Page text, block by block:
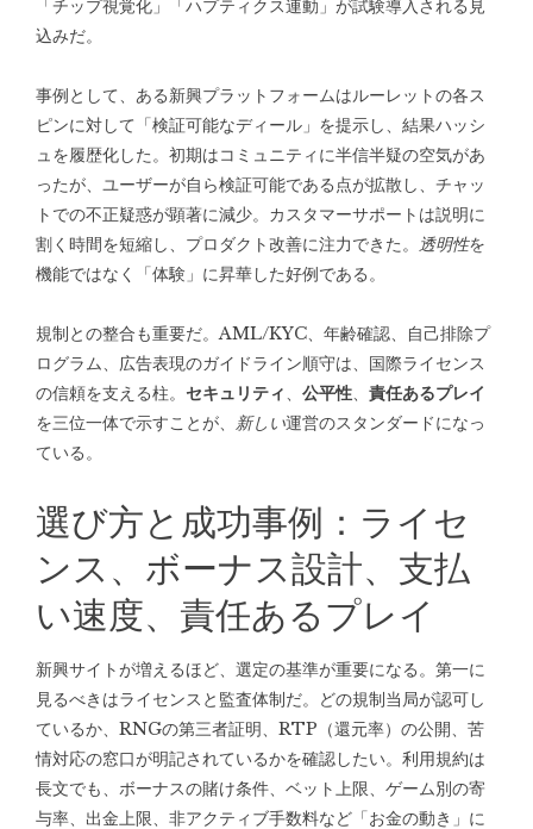
「チップ視覚化」「ハプティクス連動」が試験導入される見
込みだ。
事例として、ある新興プラットフォームはルーレットの各ス
ピンに対して「検証可能なディール」を提示し、結果ハッシ
ュを履歴化した。初期はコミュニティに半信半疑の空気があ
ったが、ユーザーが自ら検証可能である点が拡散し、チャッ
トでの不正疑惑が顕著に減少。カスタマーサポートは説明に
割く時間を短縮し、プロダクト改善に注力できた。 透明性を
機能ではなく「体験」に昇華した好例である。
規制との整合も重要だ。AML/KYC、年齢確認、自己排除プ
ログラム、広告表現のガイドライン順守は、国際ライセンス
の信頼を支える柱。 セキュリティ、 公平性、 責任あるプレイ
を三位一体で示すことが、 新しい運営のスタンダードになっ
ている。
選び方と成功事例：ライセ
ンス、ボーナス設計、支払
い速度、責任あるプレイ
新興サイトが増えるほど、選定の基準が重要になる。第一に
見るべきはライセンスと監査体制だ。どの規制当局が認可し
ているか、RNGの第三者証明、RTP（還元率）の公開、苦
情対応の窓口が明記されているかを確認したい。利用規約は
長文でも、ボーナスの賭け条件、ベット上限、ゲーム別の寄
与率、出金上限、非アクティブ手数料など「お金の動き」に